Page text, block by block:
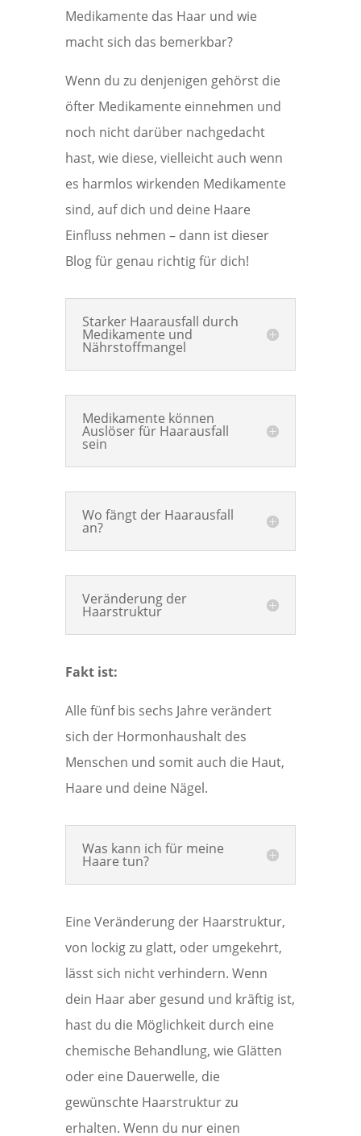
Medikamente das Haar und wie
macht sich das bemerkbar?
Wenn du zu denjenigen gehörst die
öfter Medikamente einnehmen und
noch nicht darüber nachgedacht
hast, wie diese, vielleicht auch wenn
es harmlos wirkenden Medikamente
sind, auf dich und deine Haare
Einfluss nehmen – dann ist dieser
Blog für genau richtig für dich!
Starker Haarausfall durch
Medikamente und
Nährstoffmangel
Medikamente können
Auslöser für Haarausfall
sein
Wo fängt der Haarausfall
an?
Veränderung der
Haarstruktur
Fakt ist:
Alle fünf bis sechs Jahre verändert
sich der Hormonhaushalt des
Menschen und somit auch die Haut,
Haare und deine Nägel.
Was kann ich für meine
Haare tun?
Eine Veränderung der Haarstruktur,
von lockig zu glatt, oder umgekehrt,
lässt sich nicht verhindern. Wenn
dein Haar aber gesund und kräftig ist,
hast du die Möglichkeit durch eine
chemische Behandlung, wie Glätten
oder eine Dauerwelle, die
gewünschte Haarstruktur zu
erhalten. Wenn du nur einen